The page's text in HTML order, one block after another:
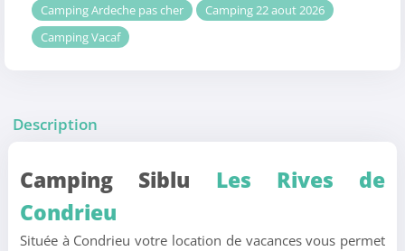
Camping Ardeche pas cher
Camping 22 aout 2026
Camping Vacaf
Description
Camping Siblu Les Rives de
Condrieu
Située à Condrieu votre location de vacances vous permet